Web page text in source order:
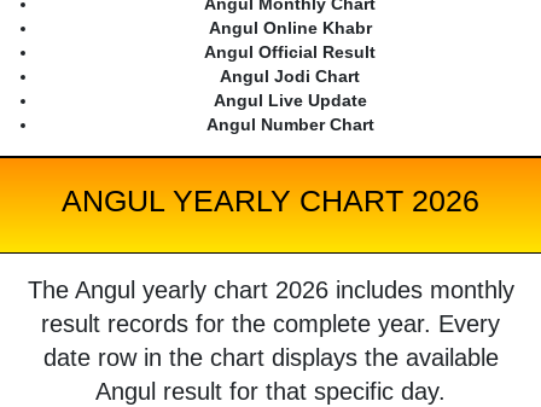
Angul Monthly Chart
Angul Online Khabr
Angul Official Result
Angul Jodi Chart
Angul Live Update
Angul Number Chart
ANGUL YEARLY CHART 2026
The Angul yearly chart 2026 includes monthly
result records for the complete year. Every
date row in the chart displays the available
Angul result for that specific day.